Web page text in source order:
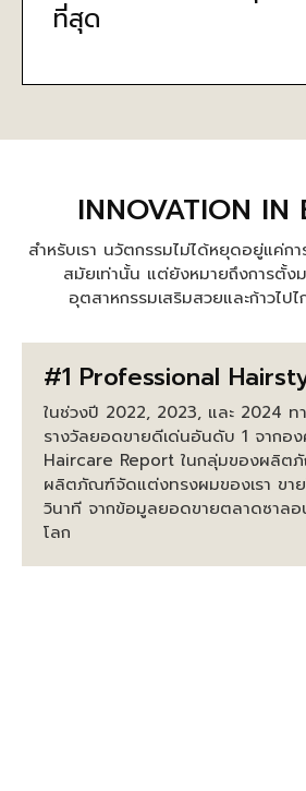
ที่สุด
INNOVATION IN
สำหรับเรา นวัตกรรมไม่ได้หยุดอยู่แค่
สมัยเท่านั้น แต่ยังหมายถึงการตั้ง
อุตสาหกรรมเสริมสวยและก้าวไป
#1 Professional
ในช่วงปี 2022, 2023, และ 2024 ท
รางวัลยอดขายดีเด่นอันดับ 1 จากอ
Haircare Report ในกลุ่มของผลิต
ผลิตภัณฑ์จัดแต่งทรงผมของเรา ขา
วินาที จากข้อมูลยอดขายตลาดซาลอ
โลก